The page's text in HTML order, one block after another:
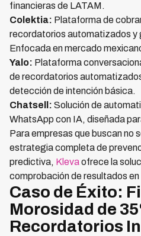
financieras de LATAM.
Colektia: Plataforma de
recordatorios automatizados y
Enfocada en mercado
Yalo: Plataforma
de recordatorios
detección de intención básica.
Chatsell: Solución de
WhatsApp con IA, diseñada
Para empresas que buscan no
estrategia completa de
predictiva, Klevaofrece la
comprobación de resultados en
Caso de Éxito:
Morosidad de
Recordatorios